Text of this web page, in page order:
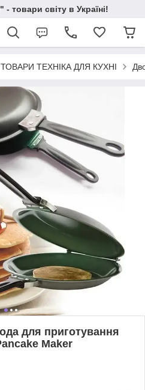
товари світу в Україні!
ТОВАРИ ТЕХНІКА ДЛЯ КУХНІ
для приготування
Maker